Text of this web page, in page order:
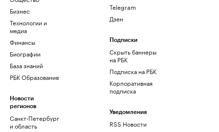
Бизнес
Технологии и
медиа
Финансы
Биографии
База знаний
РБК Образование
Новости
регионов
Санкт-Петербург
и область
Telegram
Дзен
Подписки
Скрыть баннеры
на РБК
Подписка на РБК
Корпоративная
подписка
Уведомления
RSS Новости